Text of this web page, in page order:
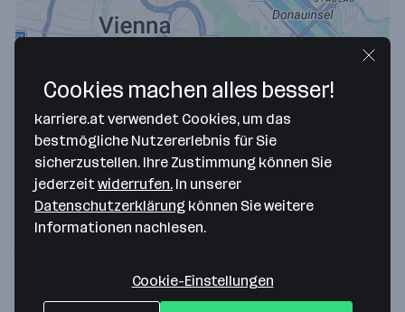
Map data ©2026 Google
CS Pflege- und Sozialzentrum Rennweg
GmbH
Oberzellergasse 1
Website
Cookies machen alles besser!
karriere.at verwendet Cookies, um das
bestmögliche Nutzererlebnis für Sie
sicherzustellen. Ihre Zustimmung können Sie
jederzeit widerrufen. In unserer
Datenschutzerklärung können Sie weitere
Informationen nachlesen.
Cookie-Einstellungen